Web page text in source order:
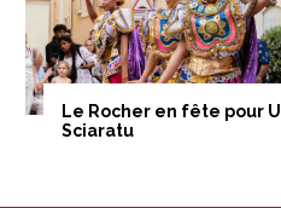
Le Rocher en fête pour U
Sciaratu